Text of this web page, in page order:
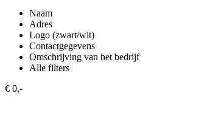
Naam
Adres
Logo (zwart/wit)
Contactgegevens
Omschrijving van het bedrijf
Alle filters
€ 0,-